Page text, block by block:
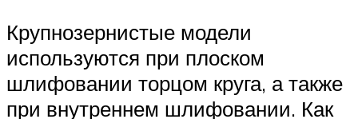
Крупнозернистые модели
используются при плоском
шлифовании торцом круга, а также
при внутреннем шлифовании. Как